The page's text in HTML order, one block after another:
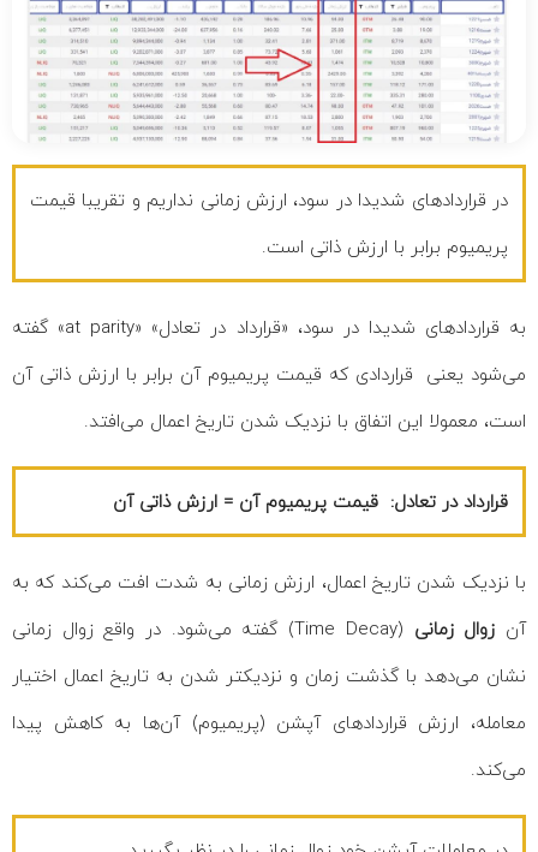
در قراردادهای شدیدا در سود، ارزش زمانی نداریم و تقریبا قیمت
پریمیوم برابر با ارزش ذاتی است.
به قراردادهای شدیدا در سود، «قرارداد در تعادل» «at parity» گفته
می‌شود یعنی قراردادی که قیمت پریمیوم آن برابر با ارزش ذاتی آن
است، معمولا این اتفاق با نزدیک شدن تاریخ اعمال می‌افتد.
قرارداد در تعادل: قیمت پریمیوم آن = ارزش ذاتی آن
با نزدیک شدن تاریخ اعمال، ارزش زمانی به شدت افت می‌کند که به
آن زوال زمانی
(Time Decay) گفته می‌‌شود. در واقع زوال زمانی
نشان می‌دهد با گذشت زمان و نزدیکتر شدن به تاریخ اعمال اختیار
معامله، ارزش قراردادهای آپشن (پریمیوم) آن‌ها به کاهش پیدا
می‌کند.